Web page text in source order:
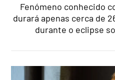
Fenómeno conhecido
durará apenas cerca de
durante o eclipse